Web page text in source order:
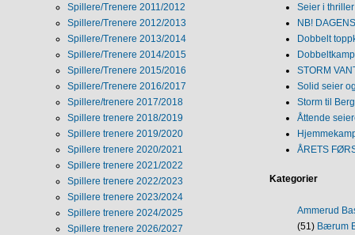
Spillere/Trenere 2011/2012
Spillere/Trenere 2012/2013
Spillere/Trenere 2013/2014
Spillere/Trenere 2014/2015
Spillere/Trenere 2015/2016
Spillere/Trenere 2016/2017
Spillere/trenere 2017/2018
Spillere trenere 2018/2019
Spillere trenere 2019/2020
Spillere trenere 2020/2021
Spillere trenere 2021/2022
Spillere trenere 2022/2023
Spillere trenere 2023/2024
Spillere trenere 2024/2025
Spillere trenere 2026/2027
Seier i
NB!
Dobbelt
STORM
Solid seier
Storm til
Åttende
ÅRETS
Kategorier
Ammerud
(51) Bærum